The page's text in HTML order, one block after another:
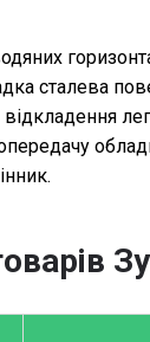
сталева